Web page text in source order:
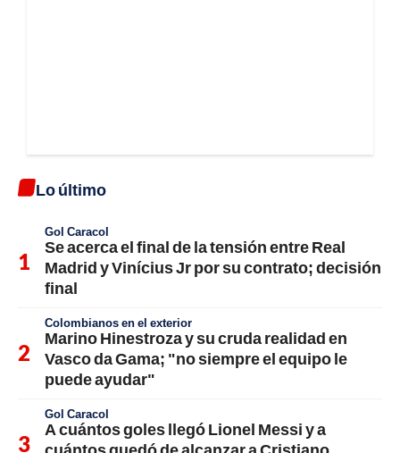
Lo último
Gol Caracol
Se acerca el final de la tensión entre Real
Madrid y Vinícius Jr por su contrato; decisión
final
Colombianos en el exterior
Marino Hinestroza y su cruda realidad en
Vasco da Gama; "no siempre el equipo le
puede ayudar"
Gol Caracol
A cuántos goles llegó Lionel Messi y a